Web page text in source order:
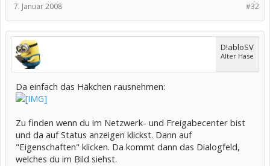
#32
7. Januar 2008
D!abloSV
Alter Hase
Da einfach das Häkchen rausnehmen:
Zu finden wenn du im Netzwerk- und Freigabecenter bist
und da auf Status anzeigen klickst. Dann auf
"Eigenschaften" klicken. Da kommt dann das Dialogfeld,
welches du im Bild siehst.